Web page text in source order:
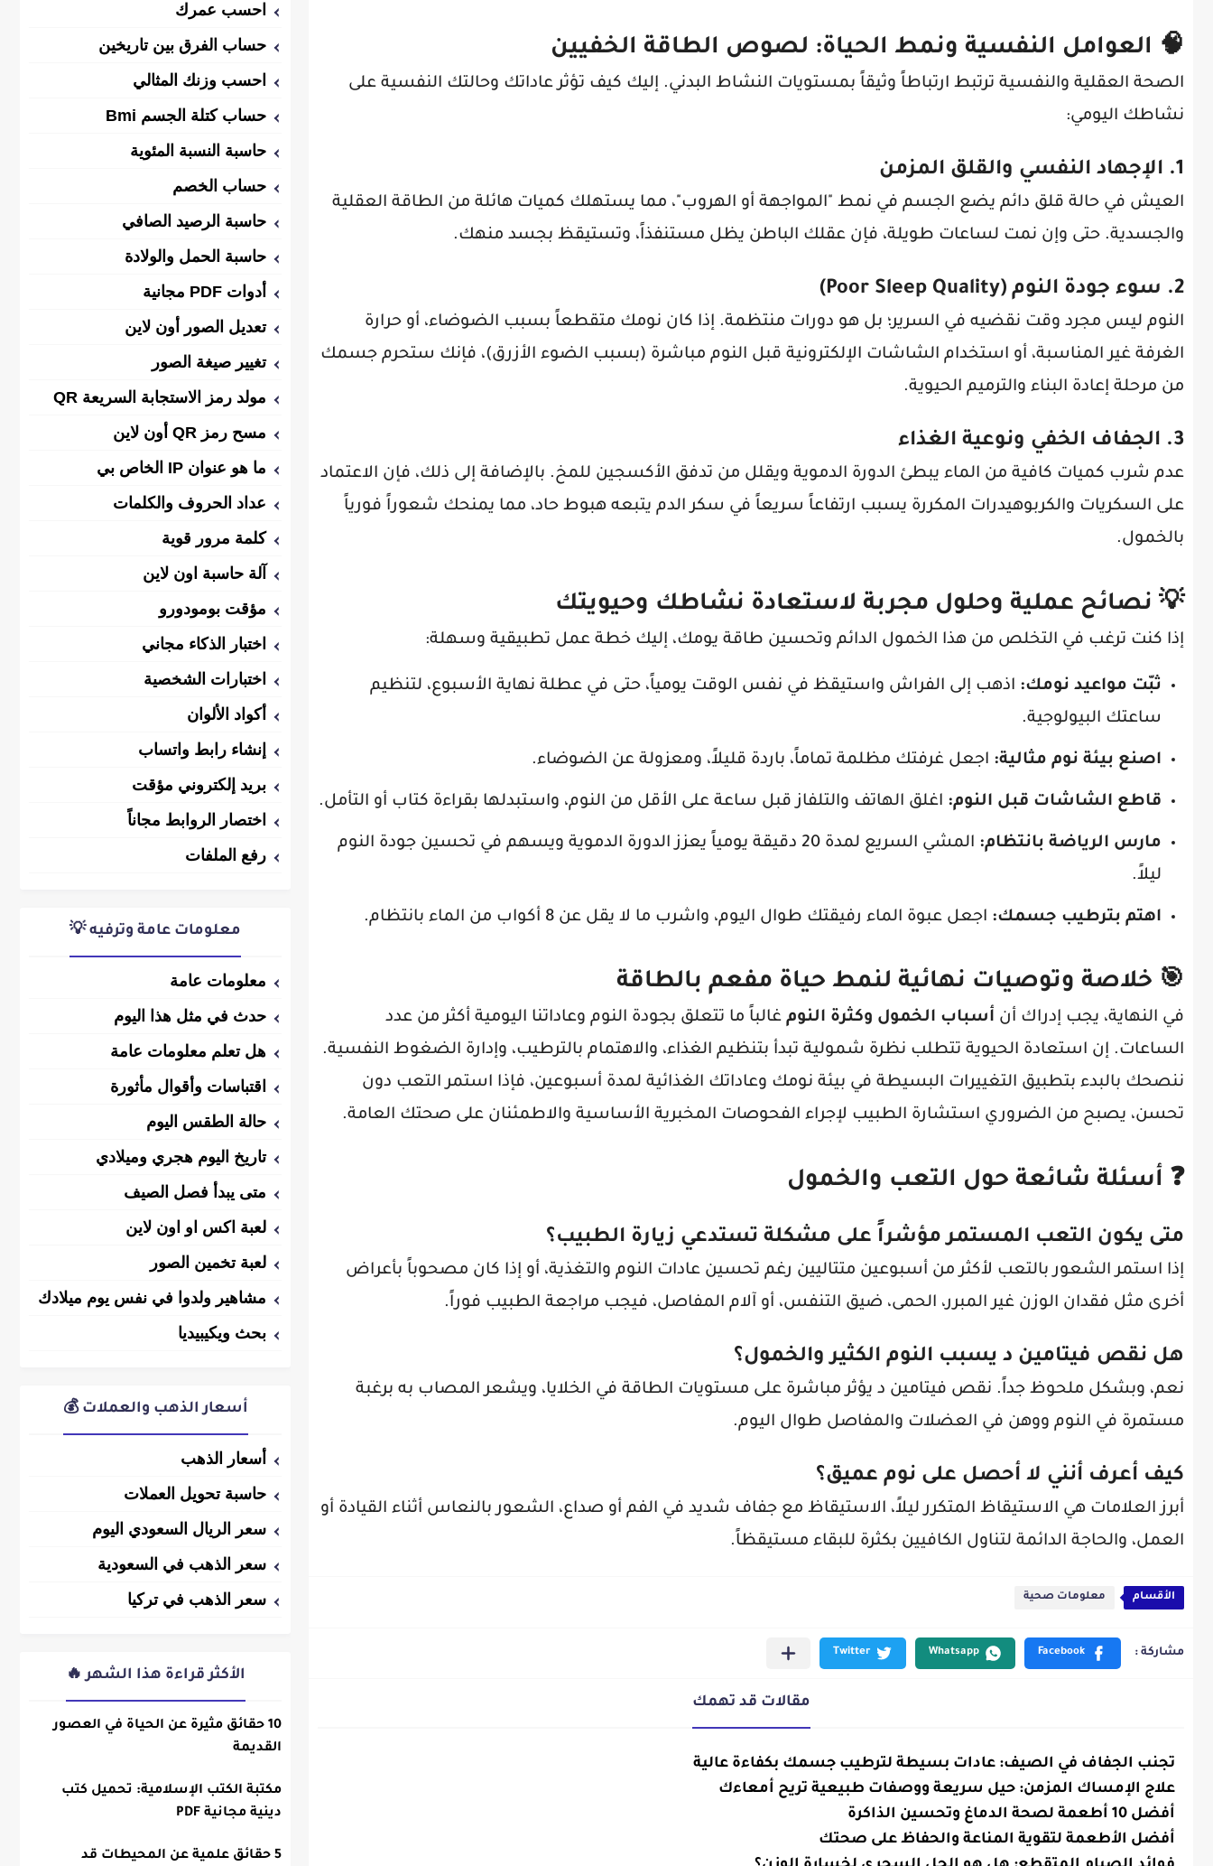
🧠 العوامل النفسية ونمط الحياة: لصوص الطاقة الخفيين
الصحة العقلية والنفسية ترتبط ارتباطاً وثيقاً بمستويات النشاط البدني. إليك كيف تؤثر عاداتك وحالتك النفسية على
نشاطك اليومي:
1. الإجهاد النفسي والقلق المزمن
العيش في حالة قلق دائم يضع الجسم في نمط "المواجهة أو الهروب"، مما يستهلك كميات هائلة من الطاقة العقلية
والجسدية. حتى وإن نمت لساعات طويلة، فإن عقلك الباطن يظل مستنفذاً، وتستيقظ بجسد منهك.
2. سوء جودة النوم (Poor Sleep Quality)
النوم ليس مجرد وقت نقضيه في السرير؛ بل هو دورات منتظمة. إذا كان نومك متقطعاً بسبب الضوضاء، أو حرارة
الغرفة غير المناسبة، أو استخدام الشاشات الإلكترونية قبل النوم مباشرة (بسبب الضوء الأزرق)، فإنك ستحرم جسمك
من مرحلة إعادة البناء والترميم الحيوية.
3. الجفاف الخفي ونوعية الغذاء
عدم شرب كميات كافية من الماء يبطئ الدورة الدموية ويقلل من تدفق الأكسجين للمخ. بالإضافة إلى ذلك، فإن الاعتماد
على السكريات والكربوهيدرات المكررة يسبب ارتفاعاً سريعاً في سكر الدم يتبعه هبوط حاد، مما يمنحك شعوراً فورياً
بالخمول.
💡 نصائح عملية وحلول مجربة لاستعادة نشاطك وحيويتك
إذا كنت ترغب في التخلص من هذا الخمول الدائم وتحسين طاقة يومك، إليك خطة عمل تطبيقية وسهلة:
ثبّت مواعيد نومك: اذهب إلى الفراش واستيقظ في نفس الوقت يومياً، حتى في عطلة نهاية الأسبوع، لتنظيم
ساعتك البيولوجية.
اصنع بيئة نوم مثالية: اجعل غرفتك مظلمة تماماً، باردة قليلاً، ومعزولة عن الضوضاء.
قاطع الشاشات قبل النوم: اغلق الهاتف والتلفاز قبل ساعة على الأقل من النوم، واستبدلها بقراءة كتاب أو التأمل.
مارس الرياضة بانتظام:
المشي السريع لمدة 20 دقيقة يومياً يعزز الدورة الدموية ويسهم في تحسين جودة النوم
ليلاً.
اهتم بترطيب جسمك: اجعل عبوة الماء رفيقتك طوال اليوم، واشرب ما لا يقل عن 8 أكواب من الماء بانتظام.
🎯 خلاصة وتوصيات نهائية لنمط حياة مفعم بالطاقة
في النهاية، يجب إدراك أن أسباب الخمول وكثرة النوم غالباً ما تتعلق بجودة النوم وعاداتنا اليومية أكثر من عدد
الساعات. إن استعادة الحيوية تتطلب نظرة شمولية تبدأ بتنظيم الغذاء، والاهتمام بالترطيب، وإدارة الضغوط النفسية.
ننصحك بالبدء بتطبيق التغييرات البسيطة في بيئة نومك وعاداتك الغذائية لمدة أسبوعين، فإذا استمر التعب دون
تحسن، يصبح من الضروري استشارة الطبيب لإجراء الفحوصات المخبرية الأساسية والاطمئنان على صحتك العامة.
❓ أسئلة شائعة حول التعب والخمول
متى يكون التعب المستمر مؤشراً على مشكلة تستدعي زيارة الطبيب؟
إذا استمر الشعور بالتعب لأكثر من أسبوعين متتاليين رغم تحسين عادات النوم والتغذية، أو إذا كان مصحوباً بأعراض
أخرى مثل فقدان الوزن غير المبرر، الحمى، ضيق التنفس، أو آلام المفاصل، فيجب مراجعة الطبيب فوراً.
هل نقص فيتامين د يسبب النوم الكثير والخمول؟
نعم، وبشكل ملحوظ جداً. نقص فيتامين د يؤثر مباشرة على مستويات الطاقة في الخلايا، ويشعر المصاب به برغبة
مستمرة في النوم ووهن في العضلات والمفاصل طوال اليوم.
كيف أعرف أنني لا أحصل على نوم عميق؟
أبرز العلامات هي الاستيقاظ المتكرر ليلاً، الاستيقاظ مع جفاف شديد في الفم أو صداع، الشعور بالنعاس أثناء القيادة أو
العمل، والحاجة الدائمة لتناول الكافيين بكثرة للبقاء مستيقظاً.
الأقسام معلومات صحية
مقالات قد تهمك
معلومات
صحية
تجنب الجفاف في الصيف: عادات بسيطة لترطيب جسمك بكفاءة عالية
معلومات
صحية
علاج الإمساك المزمن: حيل سريعة ووصفات طبيعية تريح أمعاءك
معلومات
صحية
أفضل 10 أطعمة لصحة الدماغ وتحسين الذاكرة
معلومات
صحية
أفضل الأطعمة لتقوية المناعة والحفاظ على صحتك
معلومات
احسب عمرك
حساب الفرق بين تاريخين
احسب وزنك المثالي
حساب كتلة الجسم Bmi
حاسبة النسبة المئوية
حساب الخصم
حاسبة الرصيد الصافي
حاسبة الحمل والولادة
أدوات PDF مجانية
تعديل الصور أون لاين
تغيير صيغة الصور
مولد رمز الاستجابة السريعة QR
مسح رمز QR أون لاين
ما هو عنوان IP الخاص بي
عداد الحروف والكلمات
كلمة مرور قوية
آلة حاسبة اون لاين
مؤقت بومودورو
اختبار الذكاء مجاني
اختبارات الشخصية
أكواد الألوان
إنشاء رابط واتساب
بريد إلكتروني مؤقت
اختصار الروابط مجاناً
رفع الملفات
معلومات عامة وترفيه 💡
معلومات عامة
حدث في مثل هذا اليوم
هل تعلم معلومات عامة
اقتباسات وأقوال مأثورة
حالة الطقس اليوم
تاريخ اليوم هجري وميلادي
متى يبدأ فصل الصيف
لعبة اكس او اون لاين
لعبة تخمين الصور
مشاهير ولدوا في نفس يوم ميلادك
بحث ويكيبيديا
أسعار الذهب والعملات 💰
أسعار الذهب
حاسبة تحويل العملات
سعر الريال السعودي اليوم
سعر الذهب في السعودية
سعر الذهب في تركيا
الأكثر قراءة هذا الشهر 🔥
10 حقائق مثيرة عن الحياة في العصور
القديمة
مكتبة الكتب الإسلامية: تحميل كتب
دينية مجانية PDF
5 حقائق علمية عن المحيطات قد